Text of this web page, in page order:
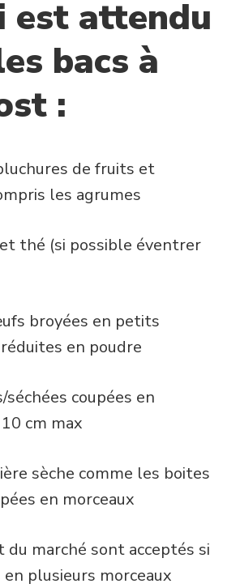
est attendu
bacs à
:
de fruits et
les agrumes
thé (si possible éventrer
broyées en petits
en poudre
séchées coupées en
cm max
sèche comme les boites
en morceaux
du marché sont acceptés si
en plusieurs morceaux